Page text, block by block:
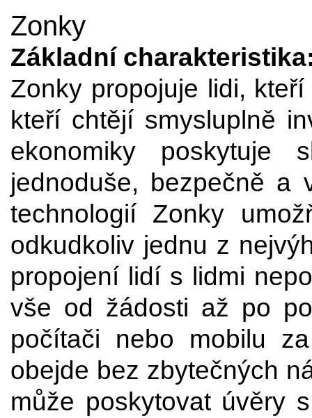
Zonky
Základní
Zonky propojuje lidi,
kteří chtějí smysluplně
ekonomiky poskytuje
jednoduše, bezpečně a
technologií Zonky
odkudkoliv jednu z
propojení lidí s lidmi
vše od žádosti až po
počítači nebo mobilu
obejde bez zbytečných
může poskytovat úvěry